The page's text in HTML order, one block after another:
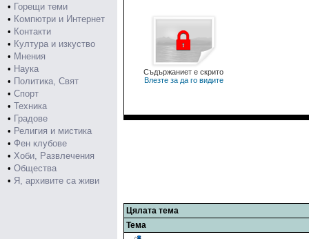
• Горещи теми
• Компютри и Интернет
• Контакти
• Култура и изкуство
• Мнения
• Наука
• Политика, Свят
• Спорт
• Техника
• Градове
• Религия и мистика
• Фен клубове
• Хоби, Развлечения
• Общества
• Я, архивите са живи
Съдържаниет е скрито
Влезте за да го видите
Цялата тема
Тема